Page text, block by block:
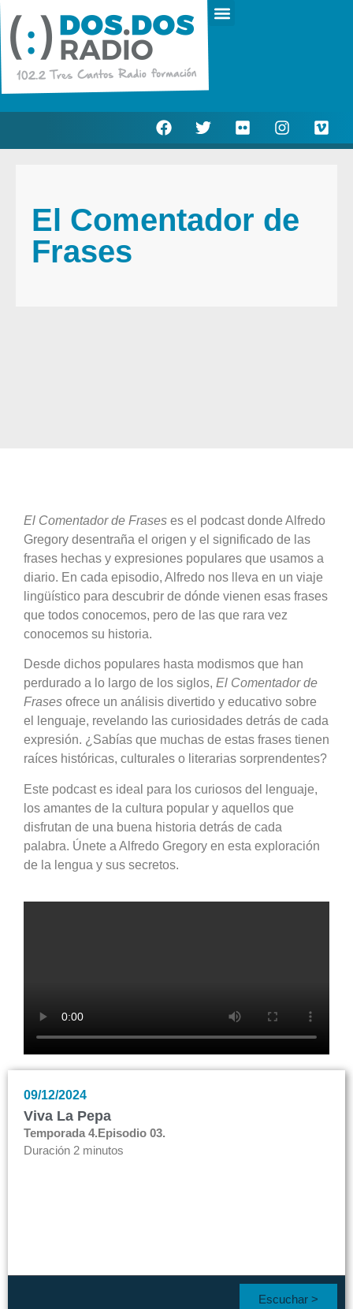
El Comentador de
Frases
El Comentador de Frases es el podcast donde Alfredo
Gregory desentraña el origen y el significado de las
frases hechas y expresiones populares que usamos a
diario. En cada episodio, Alfredo nos lleva en un viaje
lingüístico para descubrir de dónde vienen esas frases
que todos conocemos, pero de las que rara vez
conocemos su historia.
Desde dichos populares hasta modismos que han
perdurado a lo largo de los siglos, El Comentador de
Frases ofrece un análisis divertido y educativo sobre
el lenguaje, revelando las curiosidades detrás de cada
expresión. ¿Sabías que muchas de estas frases tienen
raíces históricas, culturales o literarias sorprendentes?
Este podcast es ideal para los curiosos del lenguaje,
los amantes de la cultura popular y aquellos que
disfrutan de una buena historia detrás de cada
palabra. Únete a Alfredo Gregory en esta exploración
de la lengua y sus secretos.
09/12/2024
Viva La Pepa
Temporada 4.Episodio 03.
Duración 2 minutos
Escuchar >